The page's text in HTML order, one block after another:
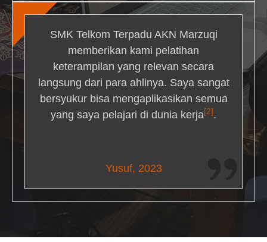
SMK Telkom Terpadu AKN Marzuqi
memberikan kami pelatihan
keterampilan yang relevan secara
langsung dari para ahlinya. Saya sangat
bersyukur bisa mengaplikasikan semua
yang saya pelajari di dunia kerja[2] .
Yusuf, 2023